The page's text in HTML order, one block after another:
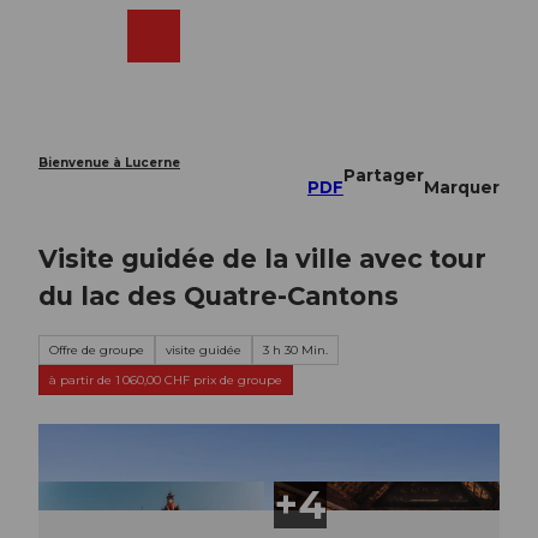
Bienvenue à Lucerne
PDF
Partager
Marquer
Visite guidée de la ville avec tour
du lac des Quatre-Cantons
Offre de groupe visite guidée
3 h 30 Min.
à partir de 1 060,00 CHF prix de groupe